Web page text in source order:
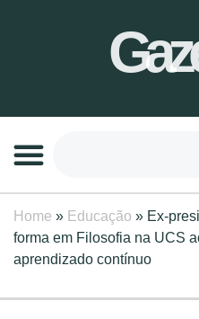
Home » Educação » Ex-
forma em Filosofia na UCS
aprendizado contínuo